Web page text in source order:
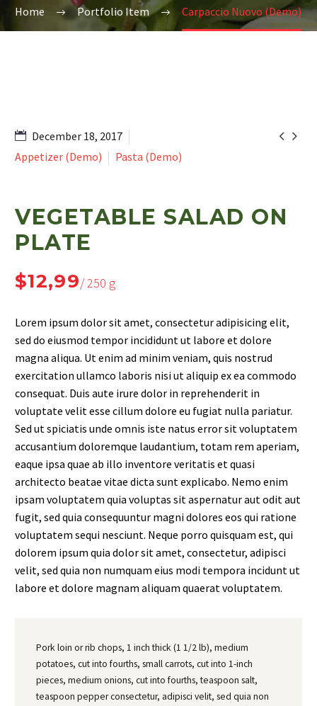
Home Portfolio Item Carpaccio Nuovo (Demo)
 
December 18, 2017
Appetizer (Demo)
Pasta (Demo)
VEGETABLE SALAD ON
PLATE
$12,99/ 250 g
Lorem ipsum dolor sit amet, consectetur adipisicing elit,
sed do eiusmod tempor incididunt ut labore et dolore
magna aliqua. Ut enim ad minim veniam, quis nostrud
exercitation ullamco laboris nisi ut aliquip ex ea commodo
consequat. Duis aute irure dolor in reprehenderit in
voluptate velit esse cillum dolore eu fugiat nulla pariatur.
Sed ut spiciatis unde omnis iste natus error sit voluptatem
accusantium doloremque laudantium, totam rem aperiam,
eaque ipsa quae ab illo inventore veritatis et quasi
architecto beatae vitae dicta sunt explicabo. Nemo enim
ipsam voluptatem quia voluptas sit aspernatur aut odit aut
fugit, sed quia consequuntur magni dolores eos qui ratione
voluptatem sequi nesciunt. Neque porro quisquam est, qui
dolorem ipsum quia dolor sit amet, consectetur, adipisci
velit, sed quia non numquam eius modi tempora incidunt ut
labore et dolore magnam aliquam quaerat voluptatem.
Pork loin or rib chops, 1 inch thick (1 1/2 lb), medium
potatoes, cut into fourths, small carrots, cut into 1-inch
pieces, medium onions, cut into fourths, teaspoon salt,
teaspoon pepper consectetur, adipisci velit, sed quia non